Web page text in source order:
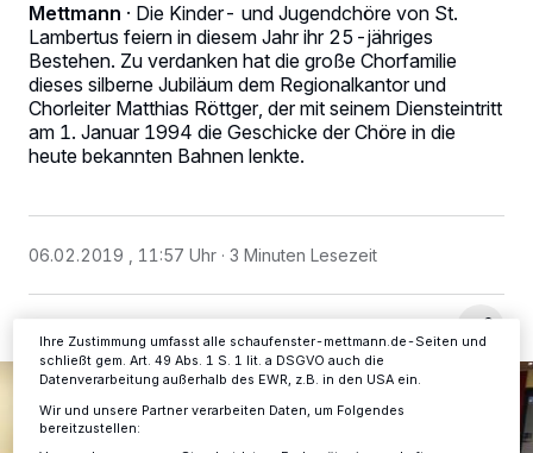
Mettmann · Die Kinder- und Jugendchöre von St.
Lambertus feiern in diesem Jahr ihr 25-jähriges
Bestehen. Zu verdanken hat die große Chorfamilie
dieses silberne Jubiläum dem Regionalkantor und
Chorleiter Matthias Röttger, der mit seinem Diensteintritt
am 1. Januar 1994 die Geschicke der Chöre in die
heute bekannten Bahnen lenkte.
06.02.2019 , 11:57 Uhr 3 Minuten Lesezeit
Wir und unsere218-Partner speichern und greifen auf
personenbezogene Daten wie Browserdaten oder eindeutige
Kennungen auf Ihrem Gerät zu. Durch Auswahl von OK aktivieren Sie
Tracking-Technologien für die unter „Wir und unsere Partner
Anzeigen möglicherweise nicht mehr so relevant für Sie. Sie können
ändern oder Ihre Einwilligung zu widerrufen, indem Sie auf den Link
Ihre Einstellungen gelten innerhalb unseres Website. Weitere
Ihre Zustimmung umfasst alle schaufenster-mettmann.de-Seiten und
schließt gem. Art. 49 Abs. 1 S. 1 lit. a DSGVO auch die
Datenverarbeitung außerhalb des EWR, z.B. in den USA ein.
Wir und unsere Partner verarbeiten Daten, um Folgendes
bereitzustellen: